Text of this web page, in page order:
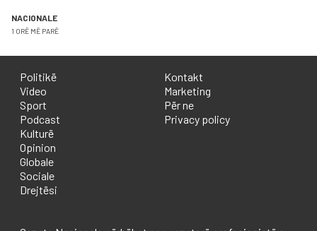
NACIONALE
1 ORË MË PARË
Politikë
Video
Sport
Podcast
Kulturë
Opinion
Globale
Sociale
Drejtësi
Kontakt
Marketing
Për ne
Privacy policy